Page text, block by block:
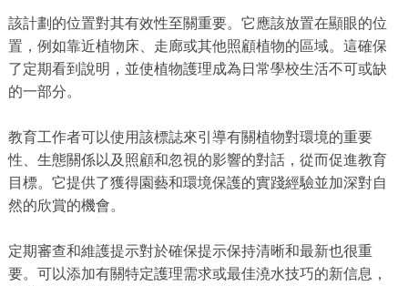
該計劃的位置對其有效性至關重要。它應該放置在顯眼的位
置，例如靠近植物床、走廊或其他照顧植物的區域。這確保
了定期看到說明，並使植物護理成為日常學校生活不可或缺
的一部分。
教育工作者可以使用該標誌來引導有關植物對環境的重要
性、生態關係以及照顧和忽視的影響的對話，從而促進教育
目標。它提供了獲得園藝和環境保護的實踐經驗並加深對自
然的欣賞的機會。
定期審查和維護提示對於確保提示保持清晰和最新也很重
要。可以添加有關特定護理需求或最佳澆水技巧的新信息，